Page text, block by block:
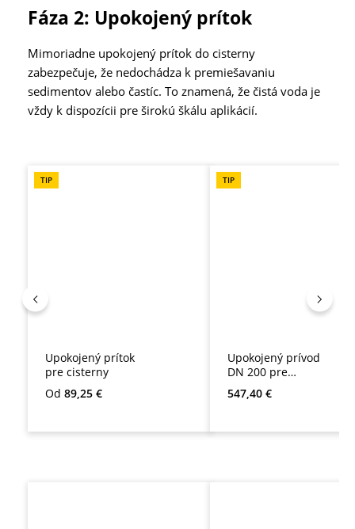
Fáza 2: Upokojený prítok
Mimoriadne upokojený prítok do cisterny
zabezpečuje, že nedochádza k premiešavaniu
sedimentov alebo častíc. To znamená, že čistá voda je
vždy k dispozícii pre širokú škálu aplikácií.
TIP
Upokojený prítok
pre cisterny
Bežná cena:
Od 89,25 €
TIP
Upokojený prívod
DN 200 pre
Bežná cena:
547,40 €